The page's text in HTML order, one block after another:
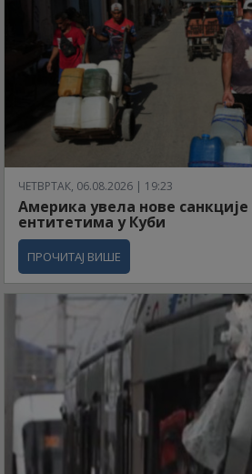
ЧЕТВРТАК, 06.08.2026 | 19:23
Америка увела нове
ентитетима у Куби
ПРОЧИТАЈ ВИШЕ